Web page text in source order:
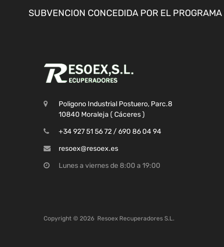
SUBVENCION CONCEDIDA POR EL
Poligono Industrial Postuero, Parc.8
10840 Moraleja ( Cáceres )
+34 927 51 56 72 / 690 86 04 94
resoex@resoex.es
Lunes a viernes de 8:00 a 19:00
Copyright © 2026 Resoex Recuperadores S.L.